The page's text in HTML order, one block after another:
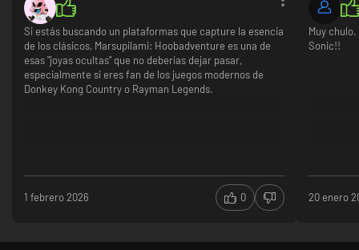
Si estás buscando un plataformas que capture la esencia
de los clásicos, Marsupilami: Hoobadventure es una de
esas "joyas ocultas" que no deberías dejar pasar,
especialmente si eres fan de los juegos modernos de
Donkey Kong Country o Rayman Legends.
1 febrero 2026 0
Muy
Sonic!!
20 enero